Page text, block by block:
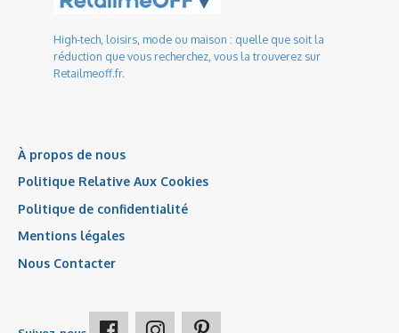
High-tech, loisirs, mode ou maison : quelle que soit la
réduction que vous recherchez, vous la trouverez sur
Retailmeoff.fr.
À propos de nous
Politique Relative Aux Cookies
Politique de confidentialité
Mentions légales
Nous Contacter